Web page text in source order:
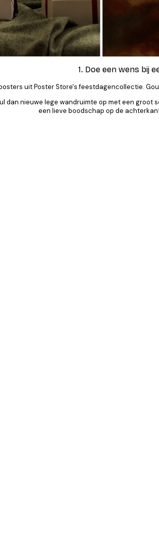
1. Doe een wens bij
uit Poster Store's feestdagencollectie.
dan nieuwe lege wandruimte op met een
een lieve boodschap op de